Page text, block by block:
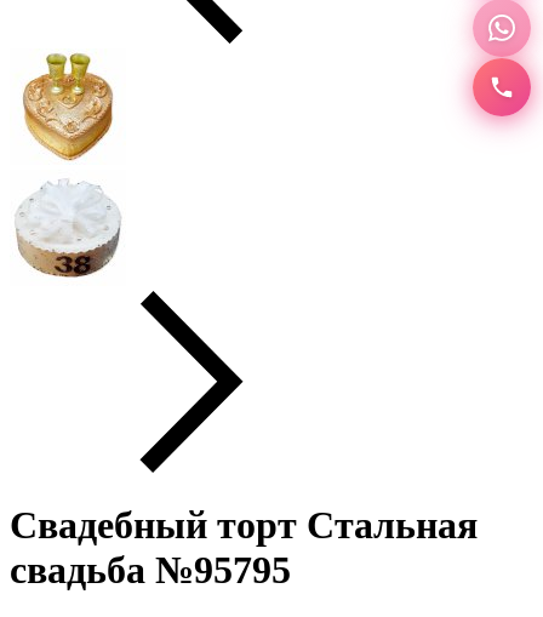
Свадебный торт Стальная
свадьба №95795